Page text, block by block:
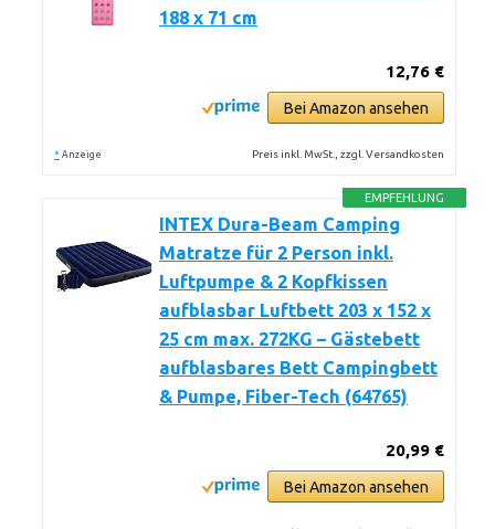
188 x 71 cm
12,76 €
Bei Amazon ansehen
* Anzeige Preis inkl. MwSt., zzgl. Versandkosten
EMPFEHLUNG
INTEX Dura-Beam Camping
Matratze für 2 Person inkl.
Luftpumpe & 2 Kopfkissen
aufblasbar Luftbett 203 x 152 x
25 cm max. 272KG – Gästebett
aufblasbares Bett Campingbett
& Pumpe, Fiber-Tech (64765)
20,99 €
Bei Amazon ansehen